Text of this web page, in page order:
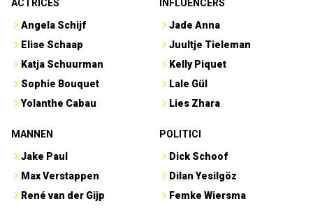
ACTRICES
Angela Schijf
Elise Schaap
Katja Schuurman
Sophie Bouquet
Yolanthe Cabau
INFLUENCERS
Jade Anna
Juultje Tieleman
Kelly Piquet
Lale Gül
Lies Zhara
MANNEN
Jake Paul
Max Verstappen
René van der Gijp
POLITICI
Dick Schoof
Dilan Yesilgöz
Femke Wiersma